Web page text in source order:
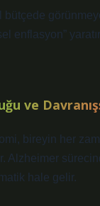
bütçede
enflasyon”
ve
bireyin her
Alzheimer
hale gelir.